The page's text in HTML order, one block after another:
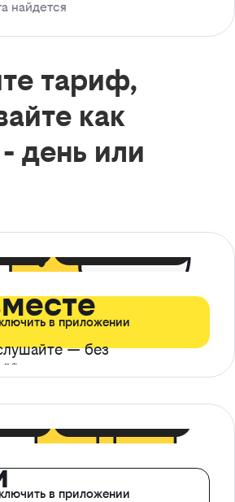
найдется
тариф,
как
день или
— без
в приложении
в приложении